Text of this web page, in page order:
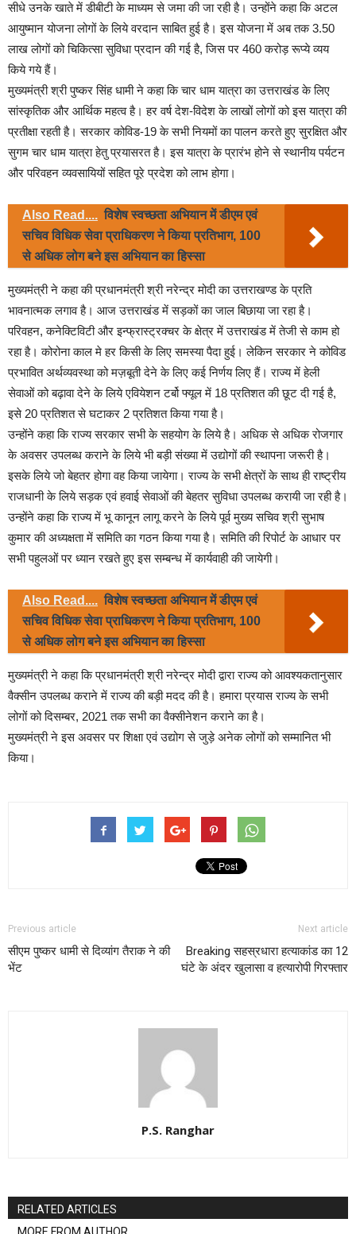
सीधे उनके खाते में डीबीटी के माध्यम से जमा की जा रही है। उन्होंने कहा कि अटल
आयुष्मान योजना लोगों के लिये वरदान साबित हुई है। इस योजना में अब तक 3.50
लाख लोगों को चिकित्सा सुविधा प्रदान की गई है, जिस पर 460 करोड़ रूप्ये व्यय
किये गये हैं।
मुख्यमंत्री श्री पुष्कर सिंह धामी ने कहा कि चार धाम यात्रा का उत्तराखंड के लिए
सांस्कृतिक और आर्थिक महत्व है। हर वर्ष देश-विदेश के लाखों लोगों को इस यात्रा की
प्रतीक्षा रहती है। सरकार कोविड-19 के सभी नियमों का पालन करते हुए सुरक्षित और
सुगम चार धाम यात्रा हेतु प्रयासरत है। इस यात्रा के प्रारंभ होने से स्थानीय पर्यटन
और परिवहन व्यवसायियों सहित पूरे प्रदेश को लाभ होगा।
Also Read.... विशेष स्वच्छता अभियान में डीएम एवं
सचिव विधिक सेवा प्राधिकरण ने किया प्रतिभाग, 100
से अधिक लोग बने इस अभियान का हिस्सा
मुख्यमंत्री ने कहा की प्रधानमंत्री श्री नरेन्द्र मोदी का उत्तराखण्ड के प्रति
भावनात्मक लगाव है। आज उत्तराखंड में सड़कों का जाल बिछाया जा रहा है।
परिवहन, कनेक्टिविटी और इन्फ्रास्ट्रक्चर के क्षेत्र में उत्तराखंड में तेजी से काम हो
रहा है। कोरोना काल मे हर किसी के लिए समस्या पैदा हुई। लेकिन सरकार ने कोविड
प्रभावित अर्थव्यवस्था को मज़बूती देने के लिए कई निर्णय लिए हैं। राज्य में हेली
सेवाओं को बढ़ावा देने के लिये एवियेशन टर्बो फ्यूल में 18 प्रतिशत की छूट दी गई है,
इसे 20 प्रतिशत से घटाकर 2 प्रतिशत किया गया है।
उन्होंने कहा कि राज्य सरकार सभी के सहयोग के लिये है। अधिक से अधिक रोजगार
के अवसर उपलब्ध कराने के लिये भी बड़ी संख्या में उद्योगों की स्थापना जरूरी है।
इसके लिये जो बेहतर होगा वह किया जायेगा। राज्य के सभी क्षेत्रों के साथ ही राष्ट्रीय
राजधानी के लिये सड़क एवं हवाई सेवाओं की बेहतर सुविधा उपलब्ध करायी जा रही है।
उन्होंने कहा कि राज्य में भू कानून लागू करने के लिये पूर्व मुख्य सचिव श्री सुभाष
कुमार की अध्यक्षता में समिति का गठन किया गया है। समिति की रिपोर्ट के आधार पर
सभी पहुलओं पर ध्यान रखते हुए इस सम्बन्ध में कार्यवाही की जायेगी।
Also Read.... विशेष स्वच्छता अभियान में डीएम एवं
सचिव विधिक सेवा प्राधिकरण ने किया प्रतिभाग, 100
से अधिक लोग बने इस अभियान का हिस्सा
मुख्यमंत्री ने कहा कि प्रधानमंत्री श्री नरेन्द्र मोदी द्वारा राज्य को आवश्यकतानुसार
वैक्सीन उपलब्ध कराने में राज्य की बड़ी मदद की है। हमारा प्रयास राज्य के सभी
लोगों को दिसम्बर, 2021 तक सभी का वैक्सीनेशन कराने का है।
मुख्यमंत्री ने इस अवसर पर शिक्षा एवं उद्योग से जुड़े अनेक लोगों को सम्मानित भी
किया।
Previous article
सीएम पुष्कर धामी से दिव्यांग तैराक ने की
भेंट
Next article
Breaking सहस्रधारा हत्याकांड का 12
घंटे के अंदर खुलासा व हत्यारोपी गिरफ्तार
P.S. Ranghar
RELATED ARTICLES